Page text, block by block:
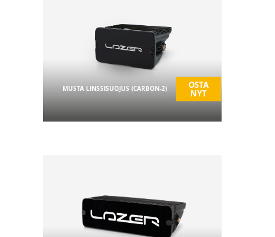
MUSTA LINSSISUOJUS (CARBON-2) OSTA
NYT